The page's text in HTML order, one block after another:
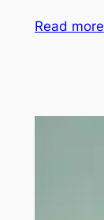
Read more